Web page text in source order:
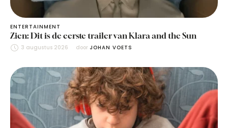
ENTERTAINMENT
Zien: Dit is de eerste trailer van Klara and the Sun
3 augustus 2026 door JOHAN VOETS